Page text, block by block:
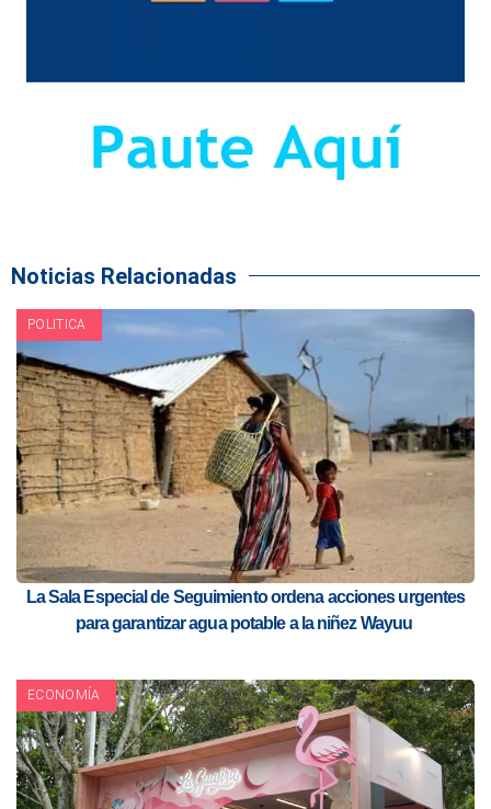
Noticias Relacionadas
POLITICA
La Sala Especial de Seguimiento ordena acciones urgentes
para garantizar agua potable a la niñez Wayuu
ECONOMÍA